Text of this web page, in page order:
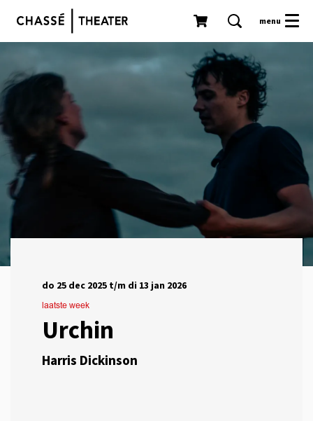
menu
Urchin
Harris Dickinson
laatste week
do 25 dec 2025 t/m di 13 jan 2026